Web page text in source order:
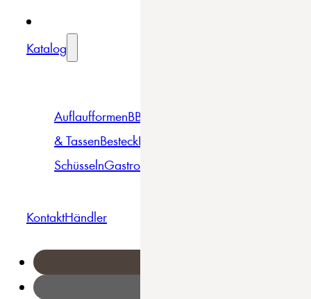
Katalog
AuflaufformenBBQ
& TassenBesteckBowls &
SchüsselnGastro
KontaktHändler